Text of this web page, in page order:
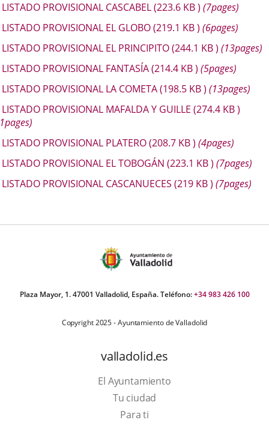
LISTADO PROVISIONAL CASCABEL(223.6 KB) (7pages)
LISTADO PROVISIONAL EL GLOBO(219.1 KB) (6pages)
LISTADO PROVISIONAL EL PRINCIPITO(244.1 KB) (13pages)
LISTADO PROVISIONAL FANTASÍA(214.4 KB) (5pages)
LISTADO PROVISIONAL LA COMETA(198.5 KB) (13pages)
LISTADO PROVISIONAL MAFALDA Y GUILLE (274.4 KB)
LISTADO PROVISIONAL PLATERO(208.7 KB) (4pages)
LISTADO PROVISIONAL EL TOBOGÁN (223.1 KB) (7pages)
LISTADO PROVISIONAL CASCANUECES (219 KB) (7pages)
Plaza Mayor, 1. 47001 Valladolid, España. Teléfono:+34 983 426 100
Copyright 2025 - Ayuntamiento de Valladolid
valladolid.es
El Ayuntamiento
Tu ciudad
Para ti